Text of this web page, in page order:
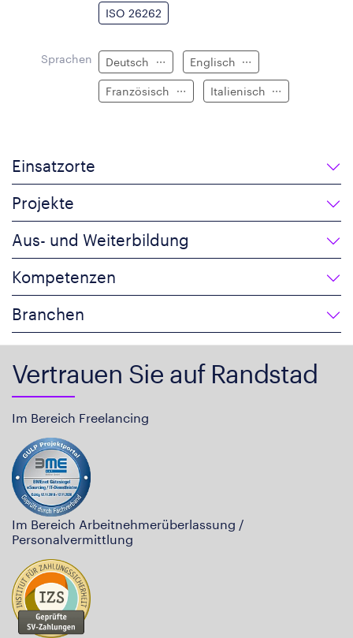
ISO 26262
Sprachen Deutsch Englisch
Französisch Italienisch
Einsatzorte
Projekte
Aus- und Weiterbildung
Kompetenzen
Branchen
Vertrauen Sie auf Randstad
Im Bereich Freelancing
Im Bereich Arbeitnehmerüberlassung /
Personalvermittlung